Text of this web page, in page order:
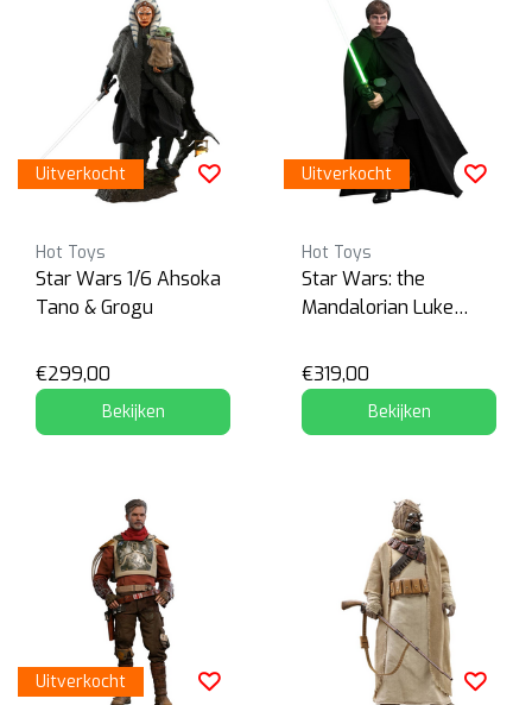
Uitverkocht
Hot Toys
Star Wars 1/6 Ahsoka
Tano & Grogu
€299,00
Bekijken
Uitverkocht
Hot Toys
Star Wars: the
Mandalorian Luke
€319,00
Bekijken
Uitverkocht